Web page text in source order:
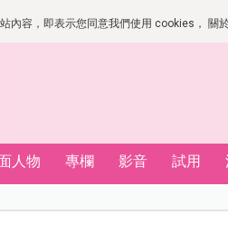
內容，即表示您同意我們使用 cookies， 關
人物 專欄 影音 試用